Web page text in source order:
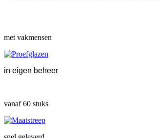
met vakmensen
in eigen beheer
vanaf 60 stuks